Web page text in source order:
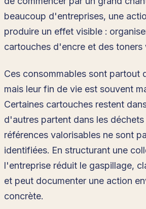
beaucoup d'entreprises, une
produire un effet visible :
cartouches d'encre et des toners
Ces consommables sont partout
mais leur fin de vie est souvent
Certaines cartouches restent
d'autres partent dans les
références valorisables ne sont
identifiées. En structurant une
l'entreprise réduit le gaspillage,
et peut documenter une action
concrète.